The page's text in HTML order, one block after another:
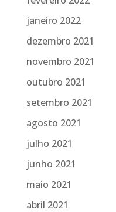
janeiro 2022
dezembro 2021
novembro 2021
outubro 2021
setembro 2021
agosto 2021
julho 2021
junho 2021
maio 2021
abril 2021